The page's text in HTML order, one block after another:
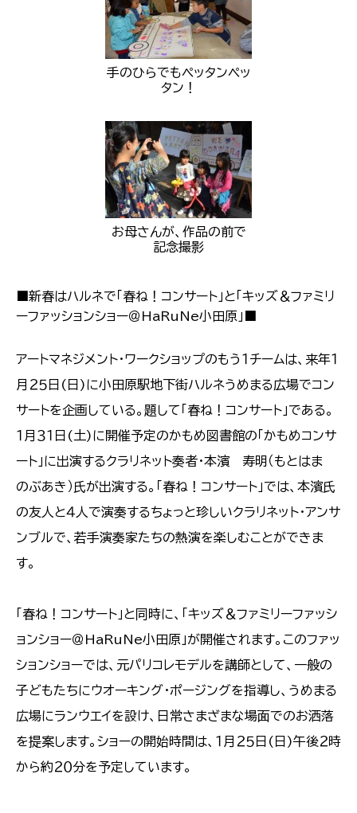
手のひらでもペッタンペッ
タン！
お母さんが、作品の前で
記念撮影
■新春はハルネで「春ね！コンサート」と「キッズ＆ファミリ
ーファッションショー＠HaRuNe小田原」■
アートマネジメント・ワークショップのもう１チームは、来年１
月２５日(日)に小田原駅地下街ハルネうめまる広場でコン
サートを企画している。題して「春ね！コンサート」である。
１月３１日(土)に開催予定のかもめ図書館の「かもめコンサ
ート」に出演するクラリネット奏者・本濱 寿明（もとはま
のぶあき）氏が出演する。「春ね！コンサート」では、本濱氏
の友人と４人で演奏するちょっと珍しいクラリネット・アンサ
ンブルで、若手演奏家たちの熱演を楽しむことができま
す。
「春ね！コンサート」と同時に、「キッズ＆ファミリーファッシ
ョンショー＠HaRuNe小田原」が開催されます。このファッ
ションショーでは、元パリコレモデルを講師として、一般の
子どもたちにウオーキング・ポージングを指導し、うめまる
広場にランウエイを設け、日常さまざまな場面でのお洒落
を提案します。ショーの開始時間は、１月２５日(日)午後２時
から約２０分を予定しています。